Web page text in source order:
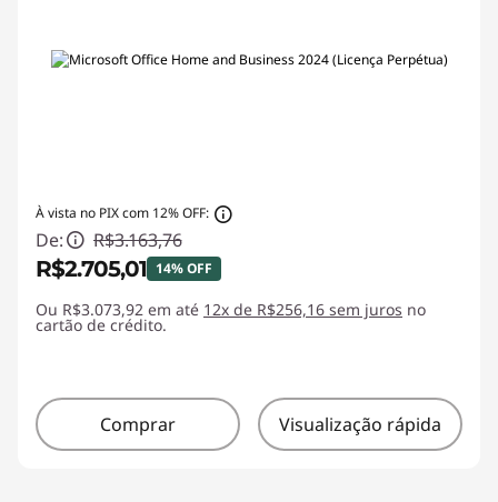
À vista no PIX com 12% OFF:
De: R$3.163,76
R$2.705,01 14% OFF
Economias instantâneas :-R$458,75
Ou R$3.073,92 em até 12x de R$256,16 sem juros no
cartão de crédito.
Comprar Visualização rápida